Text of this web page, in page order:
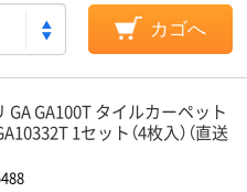
カゴへ
GA GA100T タイルカーペット
1セット（4枚入）（直送